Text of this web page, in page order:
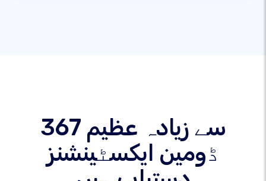
367 سے زیادہ عظیم
ڈومین ایکسٹینشنز